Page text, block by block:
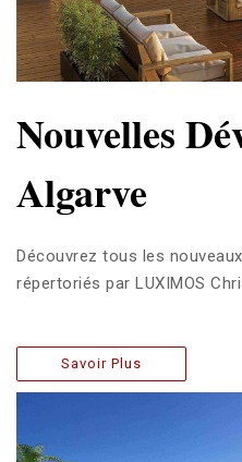
Nouvelles
Algarve
Découvrez tous les
répertoriés par LUXIMOS
Savoir Plus